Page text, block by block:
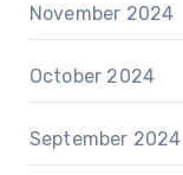
November 2024
October 2024
September 2024